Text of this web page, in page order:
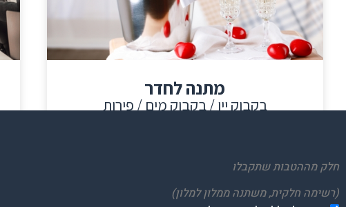
מתנה לחדר
בקבוק יין / בקבוק מים / פירות
חלק מההטבות שתקבלו
(רשימה חלקית, משתנה ממלון למלון)